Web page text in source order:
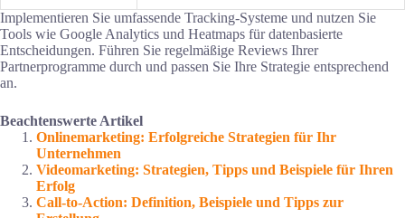
Implementieren Sie umfassende Tracking-Systeme und nutzen Sie
Tools wie Google Analytics und Heatmaps für datenbasierte
Entscheidungen. Führen Sie regelmäßige Reviews Ihrer
Partnerprogramme durch und passen Sie Ihre Strategie entsprechend
an.
Beachtenswerte Artikel
Onlinemarketing: Erfolgreiche Strategien für Ihr
Unternehmen
Videomarketing: Strategien, Tipps und Beispiele für Ihren
Erfolg
Call-to-Action: Definition, Beispiele und Tipps zur